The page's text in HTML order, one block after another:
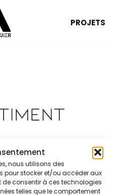
nous utilisons des
pour stocker et/ou accéder aux
consentir à ces technologies
telles que le comportement
PROJETS